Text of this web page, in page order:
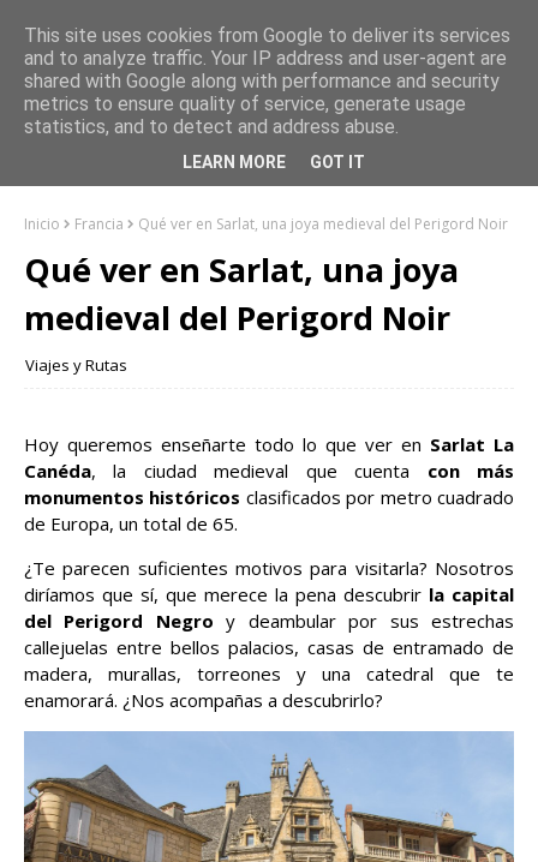
Inicio Francia Qué ver en Sarlat, una joya medieval del Perigord Noir
Qué ver en Sarlat, una joya
medieval del Perigord Noir
Viajes y Rutas
Hoy queremos enseñarte todo lo que ver en Sarlat La
Canéda, la ciudad medieval que cuenta con más
monumentos históricos clasificados por metro cuadrado
de Europa, un total de 65.
¿Te parecen suficientes motivos para visitarla? Nosotros
diríamos que sí, que merece la pena descubrir la capital
del Perigord Negro y deambular por sus estrechas
callejuelas entre bellos palacios, casas de entramado de
madera, murallas, torreones y una catedral que te
enamorará. ¿Nos acompañas a descubrirlo?
This site uses cookies from Google to deliver its services
and to analyze traffic. Your IP address and user-agent are
shared with Google along with performance and security
metrics to ensure quality of service, generate usage
statistics, and to detect and address abuse.
LEARN MORE GOT IT